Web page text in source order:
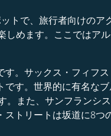
で、旅行者向けのア
めます。ここではア
。サックス・フィフ
す。世界的に有名な
また、サンフランシ
トリートは坂道に8つ